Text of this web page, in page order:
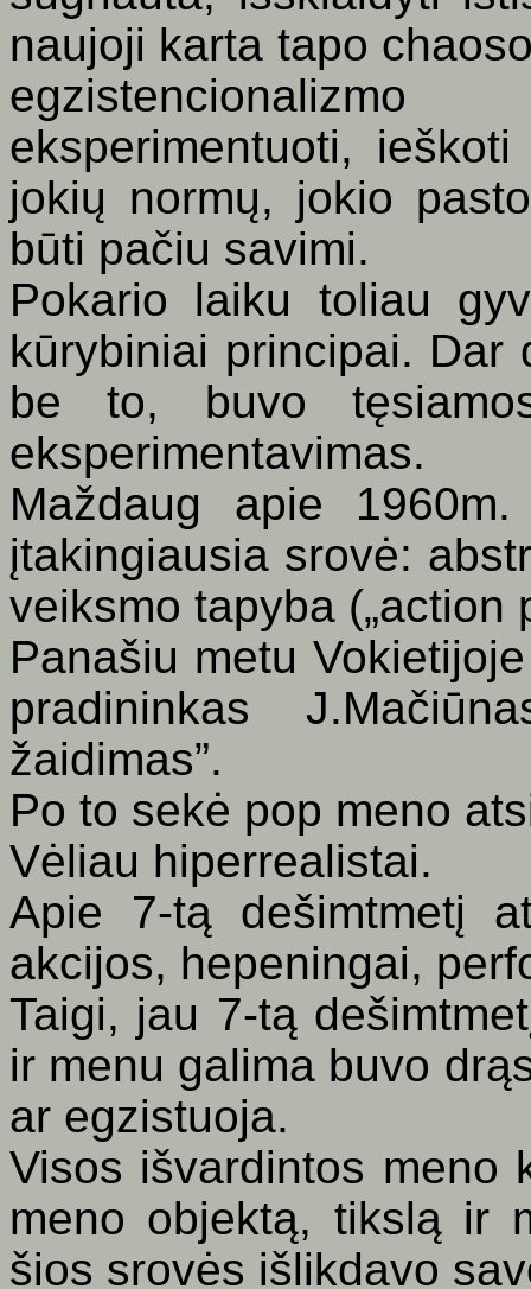
naujoji karta tapo
eksperimentuoti,
jokių normų, jokio
būti pačiu savimi.
Pokario laiku toliau
kūrybiniai principai. Dar
be to, buvo
eksperimentavimas.
Maždaug apie
įtakingiausia srovė:
veiksmo tapyba („action
Panašiu metu
pradininkas
žaidimas”.
Po to sekė pop meno
Vėliau hiperrealistai.
Apie 7-tą dešimtmetį
akcijos, hepeningai,
Taigi, jau 7-tą
ir menu galima buvo
ar egzistuoja.
Visos išvardintos meno
meno objektą, tikslą ir
šios srovės išlikdavo